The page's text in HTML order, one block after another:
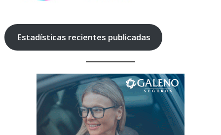
Estadísticas recientes publicadas